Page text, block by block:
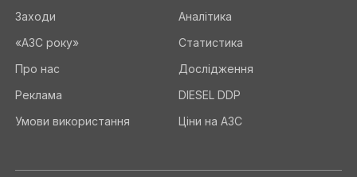
Заходи
«АЗС року»
Про нас
Реклама
Умови використання
Аналітика
Статистика
Дослідження
DIESEL DDP
Ціни на АЗС